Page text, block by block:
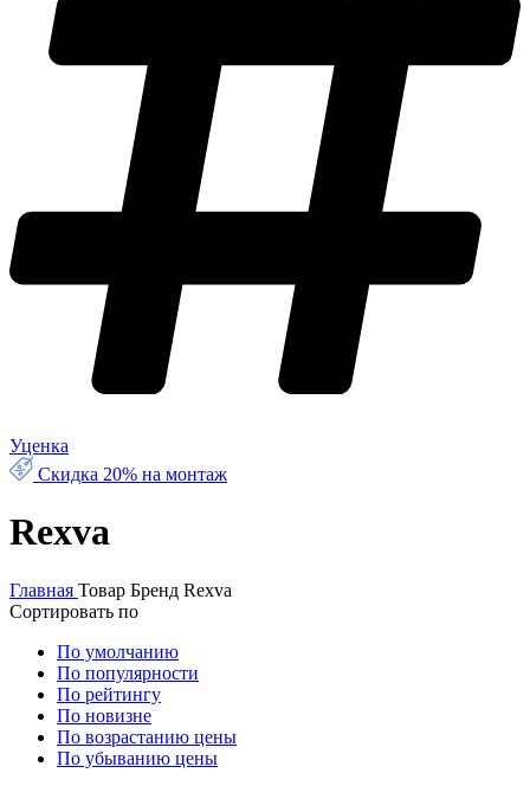
Уценка
Скидка 20% на монтаж
Rexva
Главная Товар Бренд Rexva
Сортировать по
По умолчанию
По популярности
По рейтингу
По новизне
По возрастанию цены
По убыванию цены